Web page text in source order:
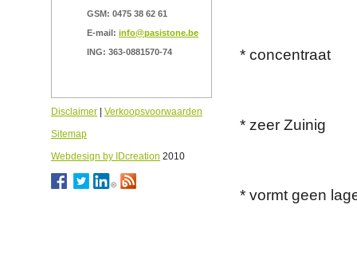
GSM: 0475 38 62 61
E-mail: info@pasistone.be
ING: 363-0881570-74
Disclaimer
Verkoopsvoorwaarden
Sitemap
Webdesign by IDcreation 2010
* concentraat
* zeer Zuinig
* vormt geen